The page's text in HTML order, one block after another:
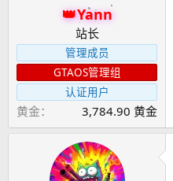
Yann
站长
管理成员
GTAOS管理组
认证用户
黄金 3,784.90 黄金